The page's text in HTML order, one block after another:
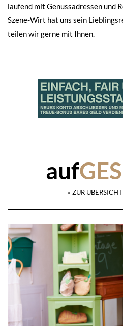
laufend mit Genussadressen und
Szene-Wirt hat uns sein
teilen wir gerne mit Ihnen.
auf
« ZUR ÜBERSICHT